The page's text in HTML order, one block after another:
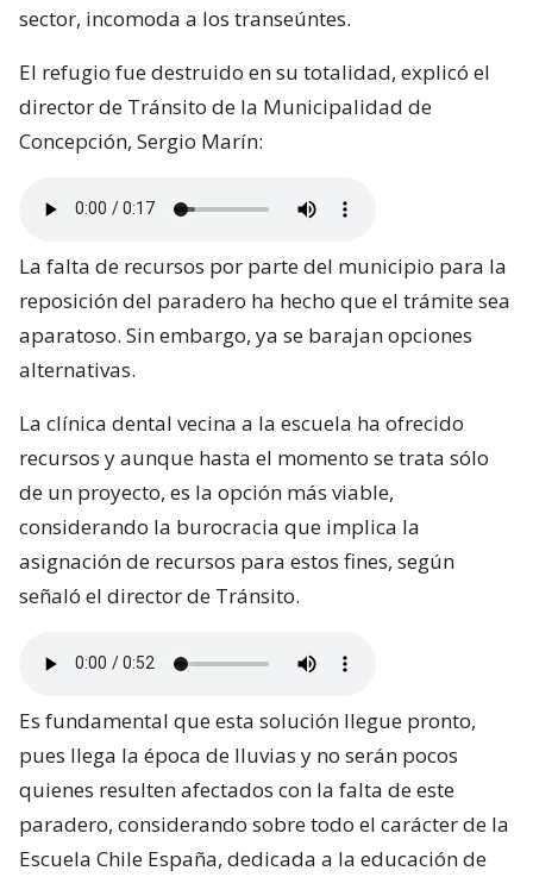
sector, incomoda a los transeúntes.
El refugio fue destruido en su totalidad, explicó el
director de Tránsito de la Municipalidad de
Concepción, Sergio Marín:
La falta de recursos por parte del municipio para la
reposición del paradero ha hecho que el trámite sea
aparatoso. Sin embargo, ya se barajan opciones
alternativas.
La clínica dental vecina a la escuela ha ofrecido
recursos y aunque hasta el momento se trata sólo
de un proyecto, es la opción más viable,
considerando la burocracia que implica la
asignación de recursos para estos fines, según
señaló el director de Tránsito.
Es fundamental que esta solución llegue pronto,
pues llega la época de lluvias y no serán pocos
quienes resulten afectados con la falta de este
paradero, considerando sobre todo el carácter de la
Escuela Chile España, dedicada a la educación de